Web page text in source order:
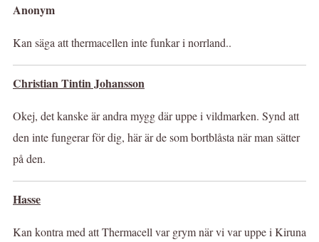
Anonym
Kan säga att thermacellen inte funkar i norrland..
Christian Tintin Johansson
Okej, det kanske är andra mygg där uppe i vildmarken. Synd att
den inte fungerar för dig, här är de som bortblåsta när man sätter
på den.
Hasse
Kan kontra med att Thermacell var grym när vi var uppe i Kiruna